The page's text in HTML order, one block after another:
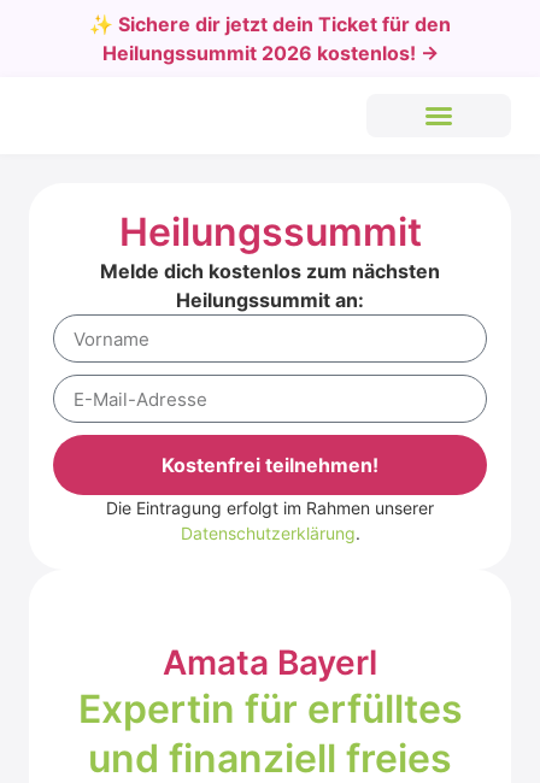
✨ Sichere dir jetzt dein Ticket für den
Heilungssummit 2026 kostenlos! →
Ama­ta Bay­erl
Exper­tin für erfüll­tes
und finan­zi­ell frei­es
Heilungssummit
Melde dich kostenlos zum nächsten
Heilungssummit an:
Kostenfrei teilnehmen!
Alternative:
Die Eintragung erfolgt im Rahmen unserer
Datenschutzerklärung.